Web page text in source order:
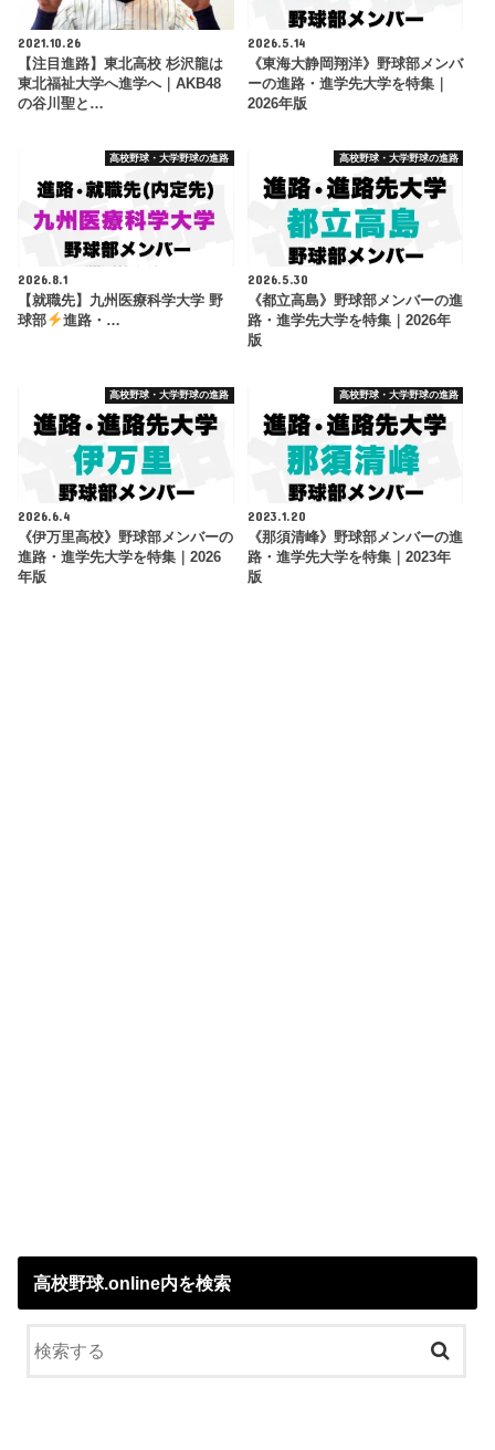
2021.10.26
【注目進路】東北高校 杉沢龍は
東北福祉大学へ進学へ｜AKB48
の谷川聖と…
2026.5.14
《東海大静岡翔洋》野球部メンバ
ーの進路・進学先大学を特集｜
2026年版
高校野球・大学野球の進路
2026.8.1
【就職先】九州医療科学大学 野
球部
進路・…
高校野球・大学野球の進路
2026.5.30
《都立高島》野球部メンバーの進
路・進学先大学を特集｜2026年
版
高校野球・大学野球の進路
2026.6.4
《伊万里高校》野球部メンバーの
進路・進学先大学を特集｜2026
年版
高校野球・大学野球の進路
2023.1.20
《那須清峰》野球部メンバーの進
路・進学先大学を特集｜2023年
版
高校野球.online内を検索